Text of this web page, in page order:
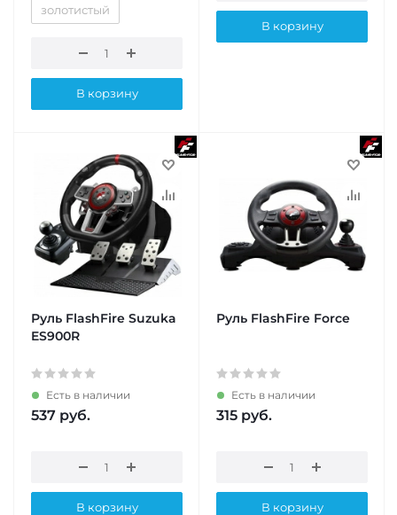
золотистый
В корзину
В корзину
Руль FlashFire Suzuka
ES900R
Есть в наличии
537 руб.
В корзину
Руль FlashFire Force
Есть в наличии
315 руб.
В корзину